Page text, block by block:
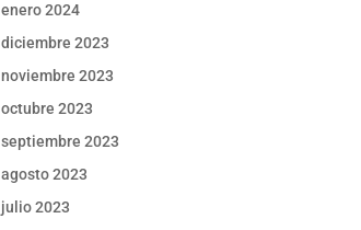
enero 2024
diciembre 2023
noviembre 2023
octubre 2023
septiembre 2023
agosto 2023
julio 2023